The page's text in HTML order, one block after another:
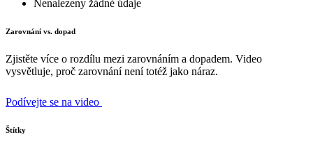
Nenalezeny žádné údaje
Zarovnání vs. dopad
Zjistěte více o rozdílu mezi zarovnáním a dopadem. Video
vysvětluje, proč zarovnání není totéž jako náraz.
Podívejte se na video
Štítky